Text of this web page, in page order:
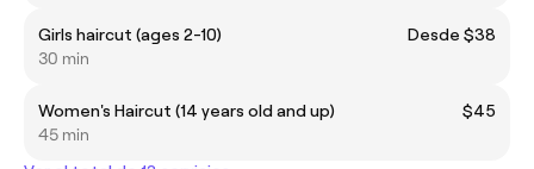
Girls haircut (ages 2-10)
Desde $38
30 min
Women's Haircut (14 years old and up)
$45
45 min